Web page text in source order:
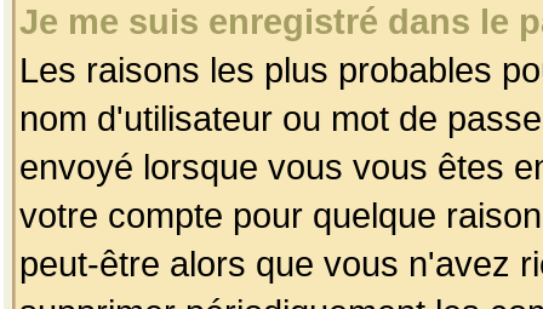
Je me suis enregistré dans le
Les raisons les plus probables
nom d'utilisateur ou mot de
envoyé lorsque vous vous êtes
votre compte pour quelque
peut-être alors que vous n'avez